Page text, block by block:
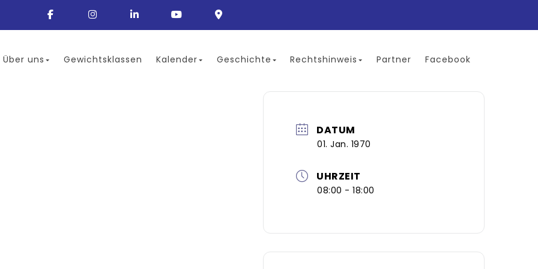
Über uns Gewichtsklassen Kalender Geschichte Rechtshinweis Partner Facebook
DATUM
01. Jan. 1970
UHRZEIT
08:00 - 18:00